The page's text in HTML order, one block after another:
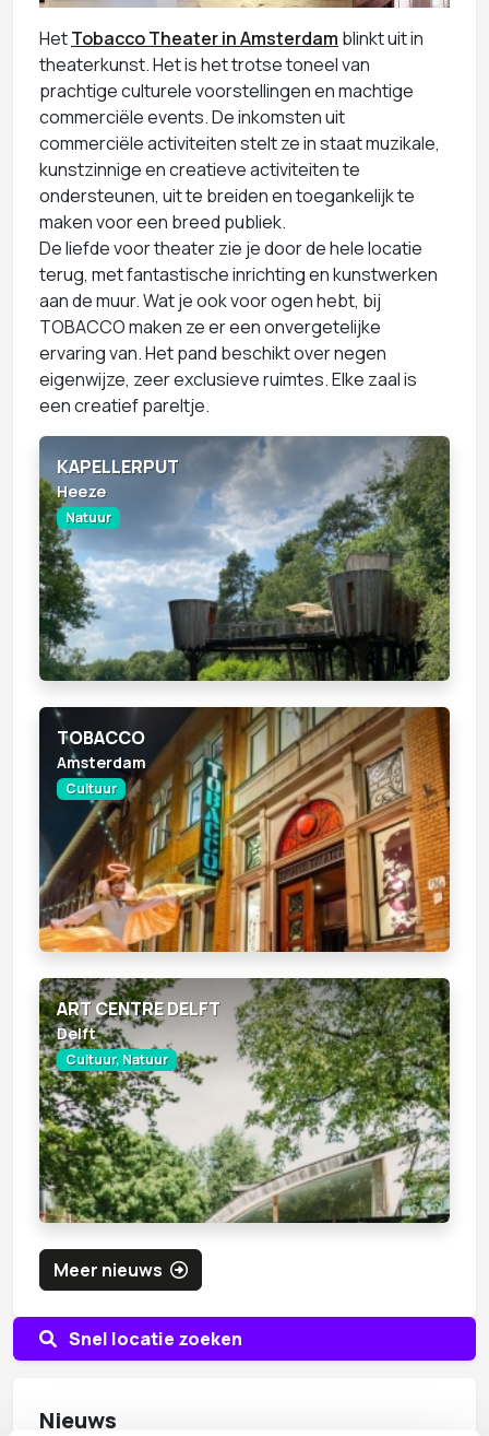
Snel locatie zoeken
Nieuws
HetTobacco Theater in Amsterdam blinkt uit in
theaterkunst. Het is het trotse toneel van
prachtige culturele voorstellingen en machtige
commerciële events. De inkomsten uit
commerciële activiteiten stelt ze in staat muzikale,
kunstzinnige en creatieve activiteiten te
ondersteunen, uit te breiden en toegankelijk te
maken voor een breed publiek.
De liefde voor theater zie je door de hele locatie
terug, met fantastische inrichting en kunstwerken
aan de muur. Wat je ook voor ogen hebt, bij
TOBACCO maken ze er een onvergetelijke
ervaring van. Het pand beschikt over negen
eigenwijze, zeer exclusieve ruimtes. Elke zaal is
een creatief pareltje.
KAPELLERPUT
Heeze
Natuur
TOBACCO
Amsterdam
Cultuur
ART CENTRE DELFT
Delft
Cultuur, Natuur
Meer nieuws